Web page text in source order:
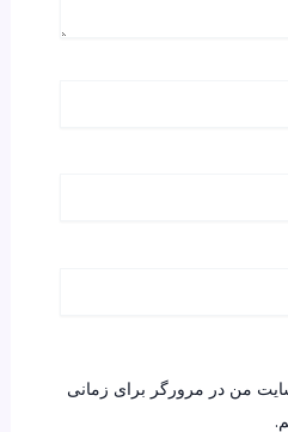
من در مرورگر برای زمانی